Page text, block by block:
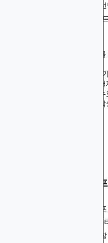
Thinkific과 같은 플랫폼을
팅하세요. 개인 금융 웹사이
강좌 주제에 대한 수요
매력적이고 멀티미디어
다양한 가격 계층이나
가치를 추가하기 위해
지속적인 개선을 위해
6. 멤버십 사이트 및
멤버십 사이트를 만들거나
은 가치 있는 리소스, 커뮤
액세스에 대해 요금을 청구